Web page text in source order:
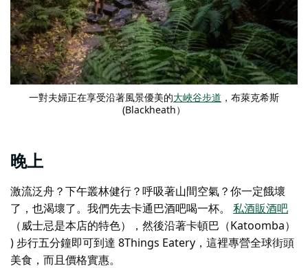
一對夫婦正在享受沿著風景優美的大峽谷步道 ，布萊克希斯
(Blackheath）
晚上
激流泛舟？下午叢林健行？呼吸著山間空氣？你一定餓壞
了，也渴壞了。我們先去卡通巴酒吧喝一杯。 私酒販酒吧
（威士忌是本店的特色），然後沿著卡頓巴（Katoomba）
) 步行五分鐘即可到達 8Things Eatery，這裡專營全球街頭
美食，而且價格實惠。